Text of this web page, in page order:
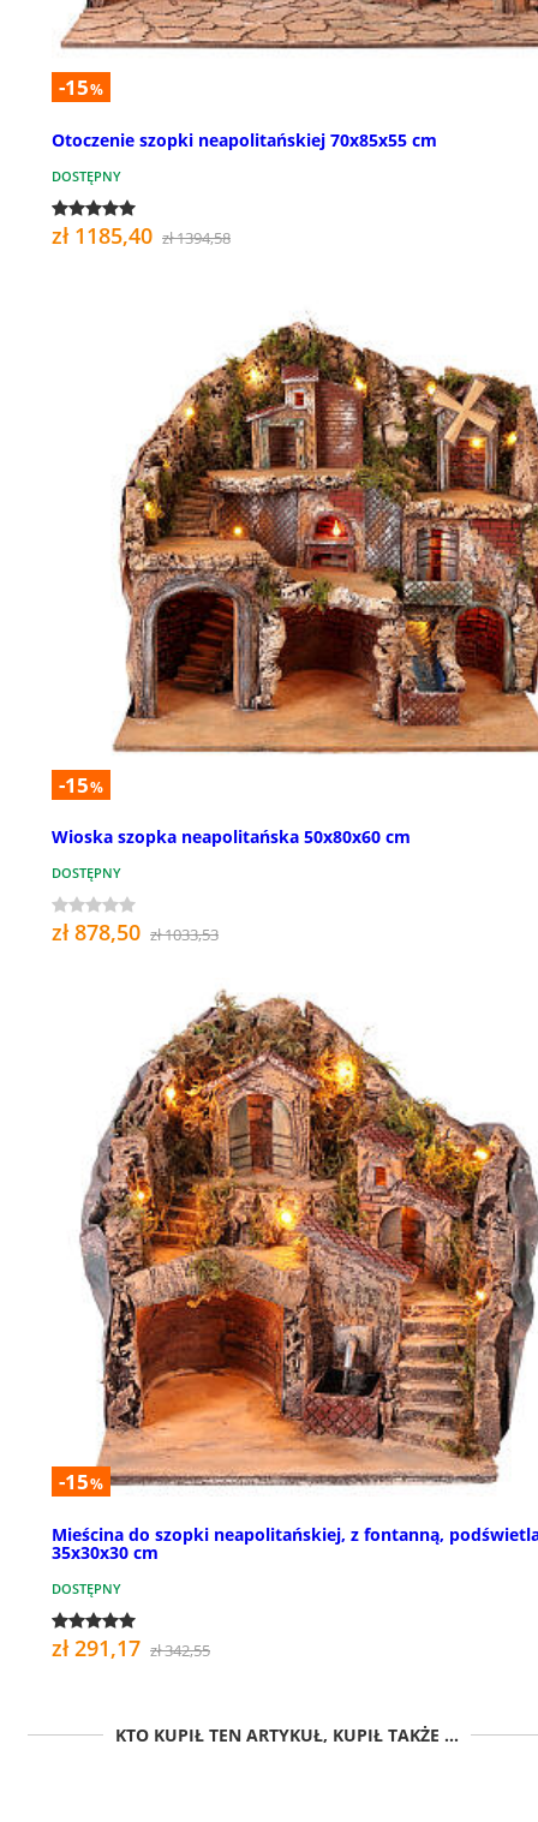
-15%
Otoczenie szopki neapolitańskiej 70x85x55 cm
DOSTĘPNY
zł 1185,40 zł 1394,58
-15%
Wioska szopka neapolitańska 50x80x60 cm
DOSTĘPNY
zł 878,50 zł 1033,53
-15%
Mieścina do szopki neapolitańskiej, z fontanną,
35x30x30 cm
DOSTĘPNY
zł 291,17 zł 342,55
KTO KUPIŁ TEN ARTYKUŁ, KUPIŁ TAKŻE ...